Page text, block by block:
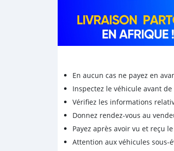
En aucun cas ne payez en
Inspectez le véhicule avant
Vérifiez les informations
Donnez rendez-vous au
Payez après avoir vu et reçu
Attention aux véhicules sous-